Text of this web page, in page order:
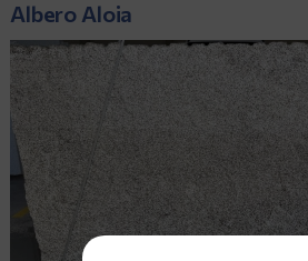
Albero Aloia